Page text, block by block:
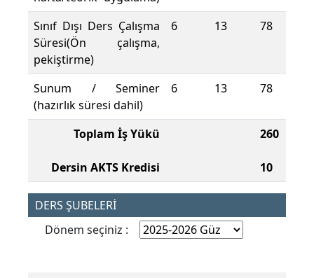
Sınıf Dışı Ders Çalışma
Süresi(Ön çalışma,
pekiştirme)
6 13 78
Sunum / Seminer
(hazırlık süresi dahil)
6 13 78
Toplam İş Yükü
Dersin AKTS Kredisi
260
10
DERS ŞUBELERİ
Dönem seçiniz :